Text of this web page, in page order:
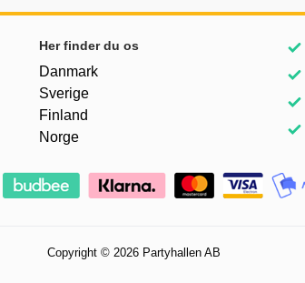
Her finder du os
Danmark
Sverige
Finland
Norge
Copyright © 2026 Partyhallen AB